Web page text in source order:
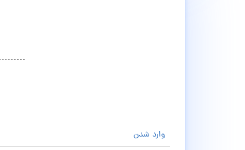
وارد شدن